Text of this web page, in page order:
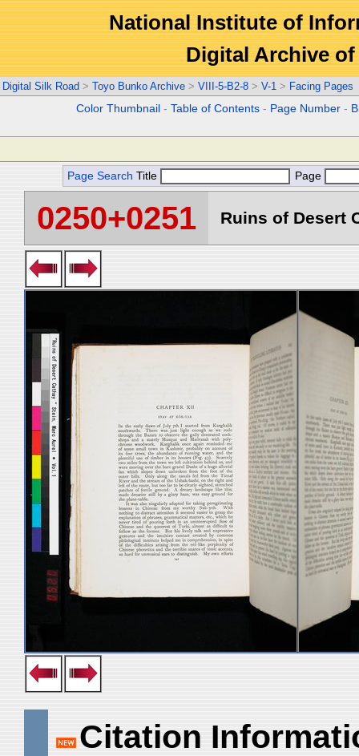
National Institute of
Digital Archive
Digital Silk Road > Toyo Bunko Archive > VIII-5-B2-8 > V-1 > Facing Pages
Color Thumbnail -Table of Contents - Page Number -
Page Search Title Page
0250+0251 Ruins of Desert
Citation